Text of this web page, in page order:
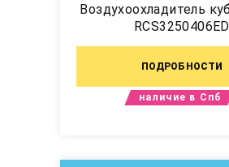
Воздухоохладитель
RCS3250406ED
ПОДРОБНОСТИ
наличие в Спб